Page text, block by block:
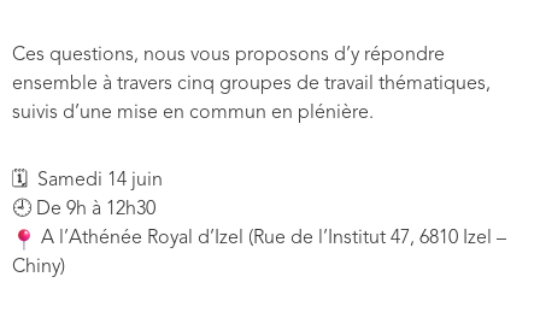
Ces questions, nous vous proposons d’y répondre
ensemble à travers cinq groupes de travail thématiques,
suivis d’une mise en commun en plénière.
🗓 Samedi 14 juin
🕘 De 9h à 12h30
A l’Athénée Royal d’Izel (Rue de l’Institut 47, 6810 Izel –
Chiny)